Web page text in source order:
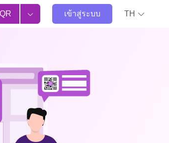
เข้าสู่ระบบ TH